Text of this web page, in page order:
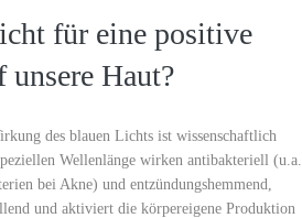
für eine positive
Haut?
des blauen Lichts ist wissenschaftlich
Wellenlänge wirken antibakteriell (u.a.
bei Akne) und entzündungshemmend,
und aktiviert die körpereigene Produktion